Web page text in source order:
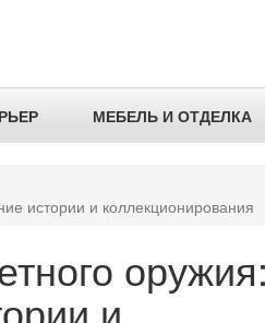
МЕБЕЛЬ И ОТДЕЛКА
истории и коллекционирования
оружия:
и